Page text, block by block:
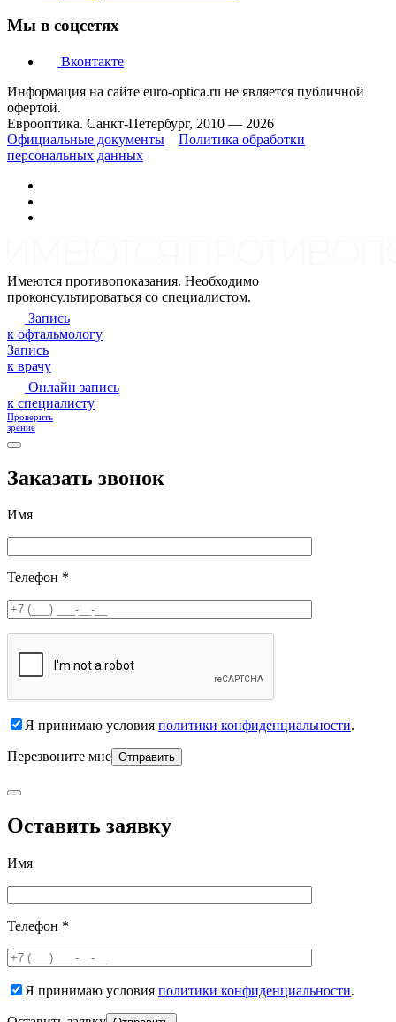
Мы в соцсетях
Вконтакте
Информация на сайте euro-optica.ru не является публичной
офертой.
Еврооптика. Санкт-Петербург, 2010 — 2026
Официальные документы
Политика обработки
персональных данных
Имеются противопоказания. Необходимо
проконсультироваться со специалистом.
Запись
к офтальмологу
Запись
к врачу
Онлайн запись
к специалисту
Проверить
зрение
Заказать звонок
Имя
Телефон *
Я принимаю условия политики конфиденциальности.
Перезвоните мне
Оставить заявку
Имя
Телефон *
Я принимаю условия политики конфиденциальности.